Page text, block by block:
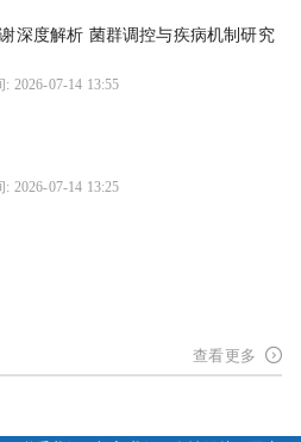
深度解析 菌群调控与疾病机制研究
2026-07-14 13:55
2026-07-14 13:25
查看更多